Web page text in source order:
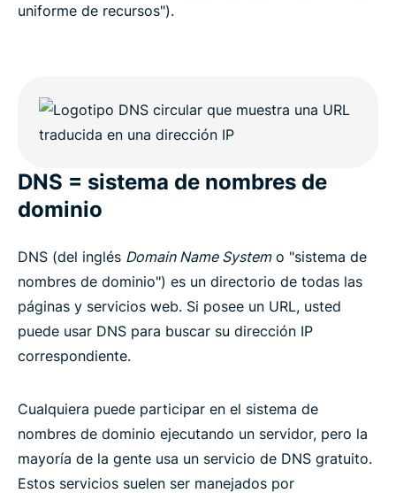
uniforme de recursos").
DNS = sistema de nombres de
dominio
DNS (del inglés Domain Name Systemo "sistema de
nombres de dominio") es un directorio de todas las
páginas y servicios web. Si posee un URL, usted
puede usar DNS para buscar su dirección IP
correspondiente.
Cualquiera puede participar en el sistema de
nombres de dominio ejecutando un servidor, pero la
mayoría de la gente usa un servicio de DNS gratuito.
Estos servicios suelen ser manejados por